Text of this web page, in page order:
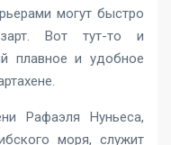
могут быстро
Вот тут-то и
плавное и удобное
Рафаэля Нуньеса,
моря, служит